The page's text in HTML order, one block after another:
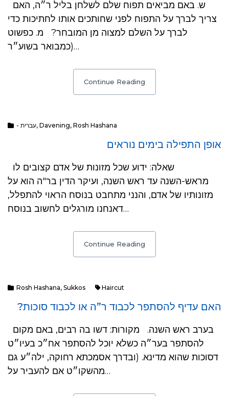
צריך לברך על התפוח לפני שחותכים אותו לחתיכות כדי
לברך על השלם למצוה מן המובחר? מ. כפשוט
(כמבואר בשוע״ר…
Continue Reading
- עברית, Davening, Rosh Hashana
אופן התפילה בימים נוראים
מראש-השנה עד ראש השנה, ועיקר הדין בר"ה הוא על
מזונותיו של אדם, והנני מתחבט בנוסח הראוי להתפלל,
דאנחנו מורגלים לחשוב בנוסח…
Continue Reading
Rosh Hashana, Sukkos Haircut
האם עדיף להסתפר לכבוד ר”ה או לכבוד סוכות?
להסתפר בער״ה כשלא יוכל להסתפר אח״כ בעיו״ט
דסוכות שהוא מדינא. (ובדרך אסמכתא רחוקה, ילה״ע גם
מהשקו״ט אם להעביר על…